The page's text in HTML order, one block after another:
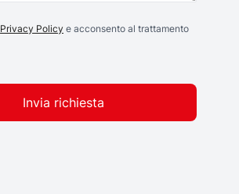
Privacy Policy e acconsento al trattamento
Invia richiesta